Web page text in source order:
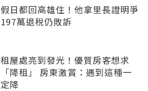
假日都回高雄住！他拿里長證明爭
197萬退稅仍敗訴
租屋處亮到發光！優質房客想求
「降租」 房東激賞：遇到這種一
定降